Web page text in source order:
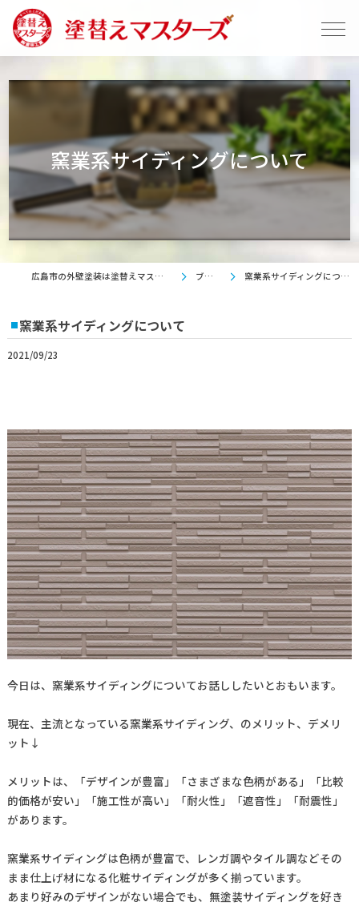
窯業系サイディングについて
広島市の外壁塗装は塗替えマスターズ ブログ 窯業系サイディングについて
窯業系サイディングについて
2021/09/23
今日は、窯業系サイディングについてお話ししたいとおもいます。
現在、主流となっている窯業系サイディング、のメリット、デメリ
ット↓
メリットは、「デザインが豊富」「さまざまな色柄がある」「比較
的価格が安い」「施工性が高い」「耐火性」「遮音性」「耐震性」
があります。
窯業系サイディングは色柄が豊富で、レンガ調やタイル調などその
まま仕上げ材になる化粧サイディングが多く揃っています。
あまり好みのデザインがない場合でも、無塗装サイディングを好き